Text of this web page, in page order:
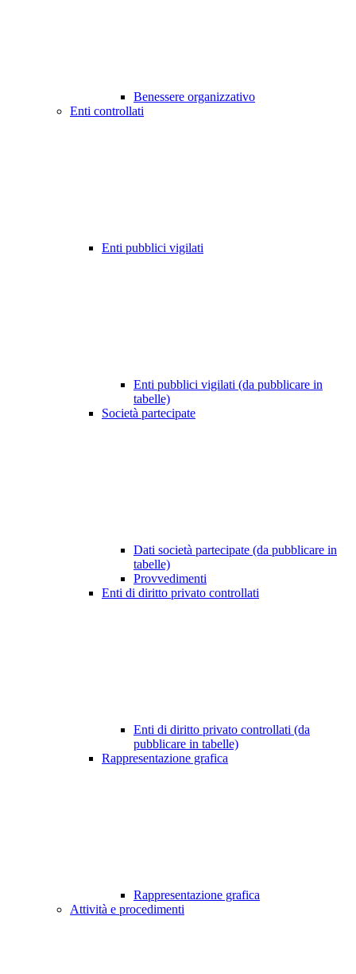
Benessere organizzativo
Enti controllati
Enti pubblici vigilati
Enti pubblici vigilati (da pubblicare in
tabelle)
Società partecipate
Dati società partecipate (da pubblicare in
tabelle)
Provvedimenti
Enti di diritto privato controllati
Enti di diritto privato controllati (da
pubblicare in tabelle)
Rappresentazione grafica
Rappresentazione grafica
Attività e procedimenti